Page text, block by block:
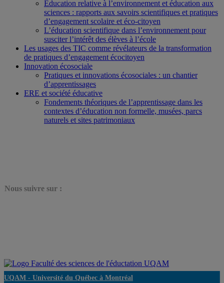
Éducation relative à l’environnement et éducation aux
sciences : rapports aux savoirs scientifiques et pratiques
d’engagement scolaire et éco-citoyen
L’éducation scientifique dans l’environnement pour
susciter l’intérêt des élèves à l’école
Les usages des TIC comme révélateurs de la transformation
de pratiques d’engagement écocitoyen
Innovation écosociale
Pratiques et innovations écosociales : un chantier
d’apprentissages
ERE et société éducative
Fondements théoriques de l’apprentissage dans les
contextes d’éducation non formelle, musées, parcs
naturels et sites patrimoniaux
Nous suivre sur :
UQAM - Université du Québec à Montréal